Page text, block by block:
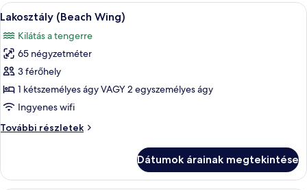
A
következő
szoba
összes
képének
megtekintése:
Lakosztály
Wing)
Egy szállodai szoba, amelyben egy
10
Lakosztály (Beach Wing)
Kilátás a tengerre
65 négyzetméter
3 férőhely
1 kétszemélyes ágy VAGY 2 egyszemélyes ágy
Ingyenes wifi
További részletek
Lakosztály
részletei
Dátumok árainak megtekintése